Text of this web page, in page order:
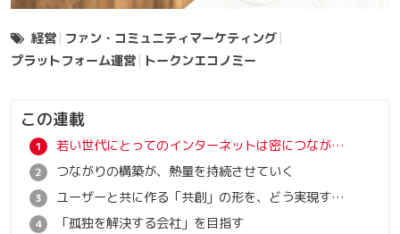
経営 ファン・コミュニティマーケティング
プラットフォーム運営 トークンエコノミー
この連載
若い世代にとってのインターネットは密につながれる場所
つながりの構築が、熱量を持続させていく
ユーザーと共に作る「共創」の形を、どう実現するか
「孤独を解決する会社」を目指す